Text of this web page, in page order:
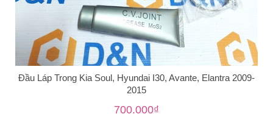
Đầu Láp Trong Kia Soul, Hyundai I30, Avante, Elantra 2009-
2015
700.000₫